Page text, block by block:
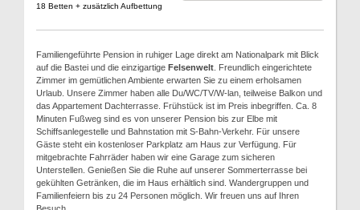
18 Betten + zusätzlich Aufbettung
Familiengeführte Pension in ruhiger Lage direkt am Nationalpark mit Blick
auf die Bastei und die einzigartige Felsenwelt . Freundlich eingerichtete
Zimmer im gemütlichen Ambiente erwarten Sie zu einem erholsamen
Urlaub. Unsere Zimmer haben alle Du/WC/TV/W-lan, teilweise Balkon und
das Appartement Dachterrasse. Frühstück ist im Preis inbegriffen. Ca. 8
Minuten Fußweg sind es von unserer Pension bis zur Elbe mit
Schiffsanlegestelle und Bahnstation mit S-Bahn-Verkehr. Für unsere
Gäste steht ein kostenloser Parkplatz am Haus zur Verfügung. Für
mitgebrachte Fahrräder haben wir eine Garage zum sicheren
Unterstellen. Genießen Sie die Ruhe auf unserer Sommerterrasse bei
gekühlten Getränken, die im Haus erhältlich sind. Wandergruppen und
Familienfeiern bis zu 24 Personen möglich. Wir freuen uns auf Ihren